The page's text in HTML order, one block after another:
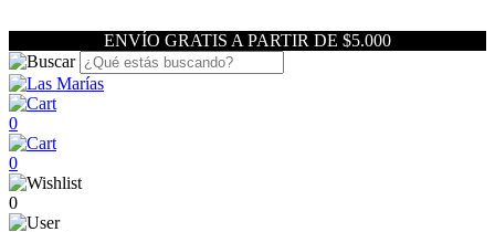
ENVÍO GRATIS A PARTIR DE $5.000
0
0
0